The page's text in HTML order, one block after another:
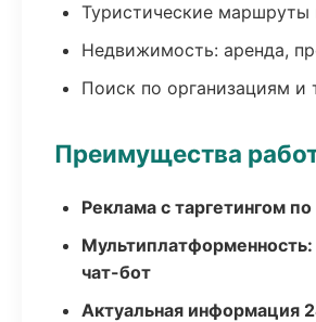
Туристические маршруты
Недвижимость: аренда,
Поиск по организациям и
Преимущества
Реклама с таргетингом
Мультиплатформенность:
чат-бот
Актуальная информация